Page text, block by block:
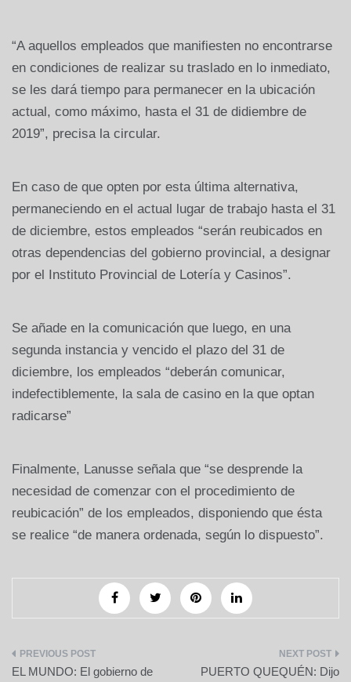
“A aquellos empleados que manifiesten no encontrarse
en condiciones de realizar su traslado en lo inmediato,
se les dará tiempo para permanecer en la ubicación
actual, como máximo, hasta el 31 de didiembre de
2019”, precisa la circular.
En caso de que opten por esta última alternativa,
permaneciendo en el actual lugar de trabajo hasta el 31
de diciembre, estos empleados “serán reubicados en
otras dependencias del gobierno provincial, a designar
por el Instituto Provincial de Lotería y Casinos”.
Se añade en la comunicación que luego, en una
segunda instancia y vencido el plazo del 31 de
diciembre, los empleados “deberán comunicar,
indefectiblemente, la sala de casino en la que optan
radicarse”
Finalmente, Lanusse señala que “se desprende la
necesidad de comenzar con el procedimiento de
reubicación” de los empleados, disponiendo que ésta
se realice “de manera ordenada, según lo dispuesto”.
Navegación
EL MUNDO: El gobierno de PUERTO QUEQUÉN: Dijo